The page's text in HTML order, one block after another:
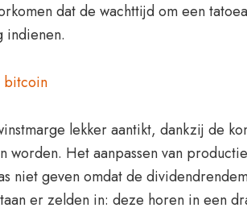
dat de wachttijd om een
indienen.
bitcoin
lekker aantikt, dankzij de
Het aanpassen van
niet geven omdat de
er zelden in: deze horen in een